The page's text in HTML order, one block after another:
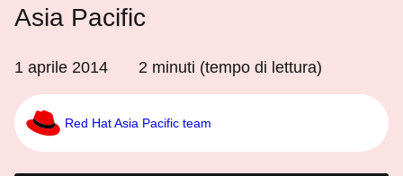
Asia Pacific
1 aprile 2014 2 minuti (tempo di lettura)
Red Hat Asia Pacific team